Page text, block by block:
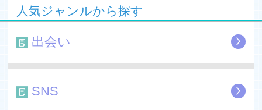
ッセージ送信機能が自由にご利用いただけます。
- 1ヶ月プラン：3900円（税込）
- 6ヶ月プラン：17400円（税込）
人気ジャンルから探す
出会い
SNS